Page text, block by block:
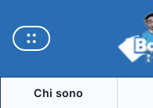
Chi sono